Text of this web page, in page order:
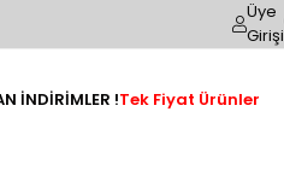
Üye
Girişi
İNDİRİMLER !Tek Fiyat Ürünler